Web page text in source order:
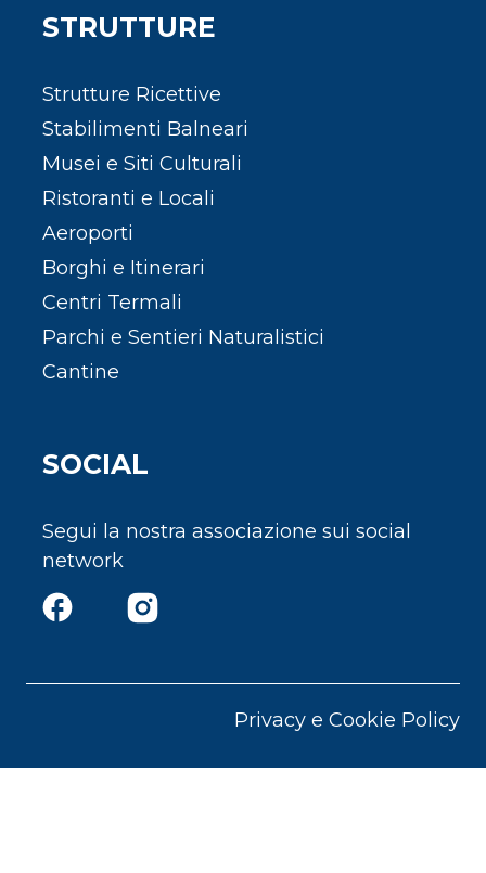
STRUTTURE
Strutture Ricettive
Stabilimenti Balneari
Musei e Siti Culturali
Ristoranti e Locali
Aeroporti
Borghi e Itinerari
Centri Termali
Parchi e Sentieri Naturalistici
Cantine
SOCIAL
Segui la nostra associazione sui social
network
Privacy e Cookie Policy